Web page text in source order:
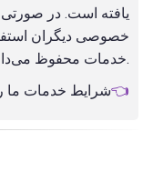
یافته است. در
خصوصی دیگران
خدمات محفوظ می‌داریم.
شرایط خدمات ما👉اینجا👈